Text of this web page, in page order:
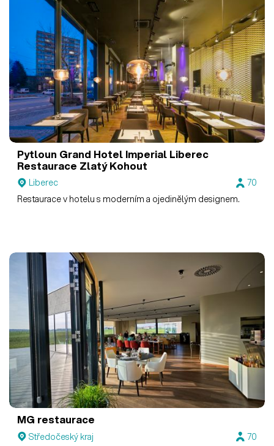
Pytloun Grand Hotel Imperial Liberec
Restaurace Zlatý Kohout
Liberec
70
Restaurace v hotelu s moderním a ojedinělým designem.
MG restaurace
Středočeský kraj
70